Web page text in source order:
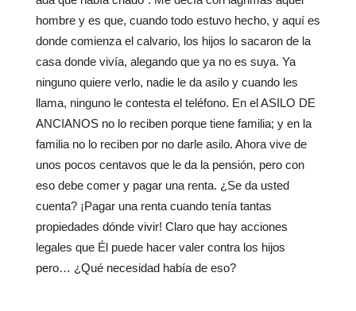
hombre y es que, cuando todo estuvo hecho, y aquí es
donde comienza el calvario, los hijos lo sacaron de la
casa donde vivía, alegando que ya no es suya. Ya
ninguno quiere verlo, nadie le da asilo y cuando les
llama, ninguno le contesta el teléfono. En el ASILO DE
ANCIANOS no lo reciben porque tiene familia; y en la
familia no lo reciben por no darle asilo. Ahora vive de
unos pocos centavos que le da la pensión, pero con
eso debe comer y pagar una renta. ¿Se da usted
cuenta? ¡Pagar una renta cuando tenía tantas
propiedades dónde vivir! Claro que hay acciones
legales que Él puede hacer valer contra los hijos
pero… ¿Qué necesidad había de eso?